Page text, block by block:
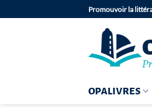
au
Promouvoir la
OPALIVRES